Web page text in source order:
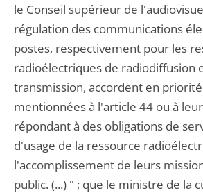
le Conseil supérieur de
régulation des communications
postes, respectivement pour les
radioélectriques de radiodiffusion
transmission, accordent en
mentionnées à l'article 44 ou à
répondant à des obligations de
d'usage de la ressource
l'accomplissement de leurs
public. (...) " ; que le ministre de la